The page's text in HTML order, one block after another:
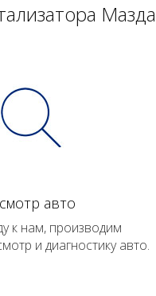
авто
к нам, производим
и диагностику авто.